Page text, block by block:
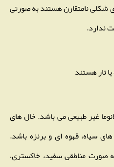
شکلی نامتقارن هستند به صورتی
ندارد.
تار هستند
غیر طبیعی می باشد. خال های
سیاه، قهوه ای و برنزه باشد.
صورت مناطقی سفید، خاکستری،